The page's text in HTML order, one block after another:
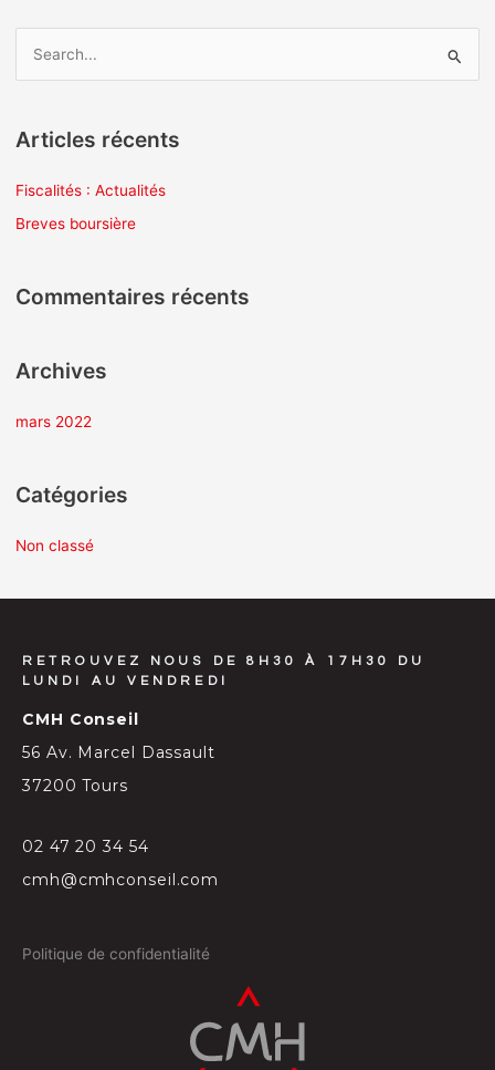
h
e
Articles récents
Fiscalités : Actualités
Breves boursière
Commentaires récents
Archives
mars 2022
Catégories
Non classé
RETROUVEZ NOUS DE 8H30 À 17H30 DU
LUNDI AU VENDREDI
CMH Conseil
56 Av. Marcel Dassault
37200 Tours
02 47 20 34 54
cmh@cmhconseil.com
Politique de confidentialité